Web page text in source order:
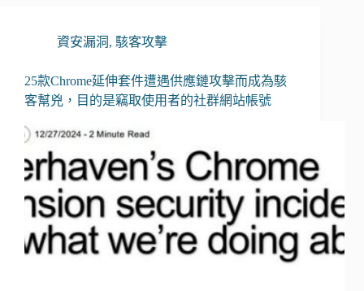
資安漏洞 , 駭客攻擊
25款Chrome延伸套件遭遇供應鏈攻擊而成為駭
客幫兇，目的是竊取使用者的社群網站帳號